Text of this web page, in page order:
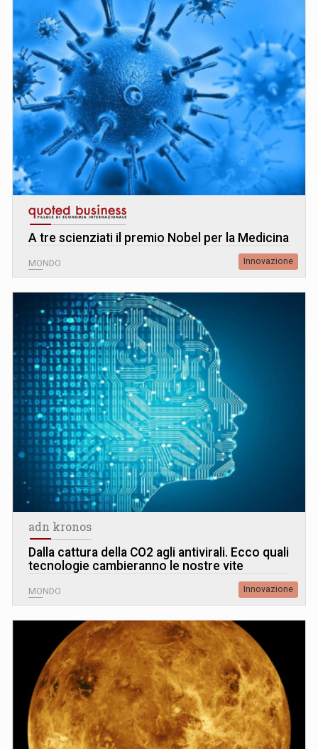
A tre scienziati il premio Nobel per la Medicina
MONDO Innovazione
adn kronos
Dalla cattura della CO2 agli antivirali. Ecco quali
tecnologie cambieranno le nostre vite
MONDO Innovazione